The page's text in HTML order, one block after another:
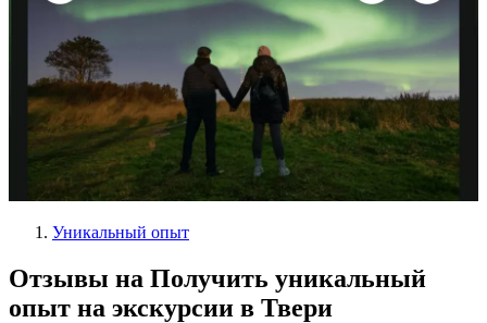
Уникальный опыт
Отзывы на Получить уникальный
опыт на экскурсии в Твери